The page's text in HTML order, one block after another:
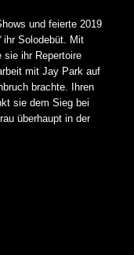
und feierte 2019
ihr Solodebüt. Mit
sie ihr Repertoire
mit Jay Park auf
brachte. Ihren
sie dem Sieg bei
überhaupt in der